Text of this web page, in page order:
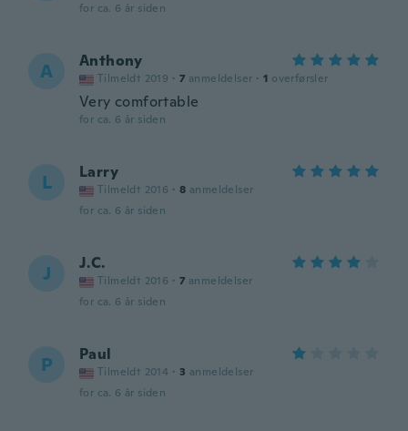
for ca. 6 år siden
A Anthony
Tilmeldt 2019 · 7 anmeldelser · 1 overførsler
Very comfortable
for ca. 6 år siden
L Larry
Tilmeldt 2016 · 8 anmeldelser
for ca. 6 år siden
J J.C.
Tilmeldt 2016 · 7 anmeldelser
for ca. 6 år siden
P Paul
Tilmeldt 2014 · 3 anmeldelser
for ca. 6 år siden